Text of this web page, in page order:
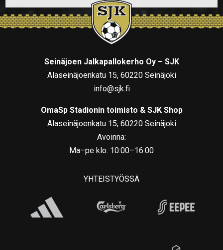
Seinäjoen Jalkapallokerho Oy – SJK
Alaseinäjoenkatu 15, 60220 Seinäjoki
info@sjk.fi
OmaSp Stadionin toimisto & SJK Shop
Alaseinäjoenkatu 15, 60220 Seinäjoki
Avoinna:
Ma–pe klo. 10:00–16:00
YHTEISTYÖSSÄ